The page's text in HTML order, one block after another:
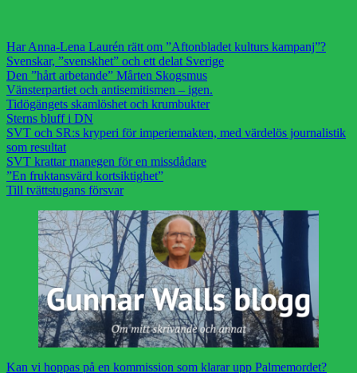
Har Anna-Lena Laurén rätt om ”Aftonbladet kulturs kampanj”?
Svenskar, ”svenskhet” och ett delat Sverige
Den ”hårt arbetande” Mårten Skogsmus
Vänsterpartiet och antisemitismen – igen.
Tidögängets skamlöshet och krumbukter
Sterns bluff i DN
SVT och SR:s kryperi för imperiemakten, med värdelös journalistik
som resultat
SVT krattar manegen för en missdådare
”En fruktansvärd kortsiktighet”
Till tvättstugans försvar
Kan vi hoppas på en kommission som klarar upp Palmemordet?